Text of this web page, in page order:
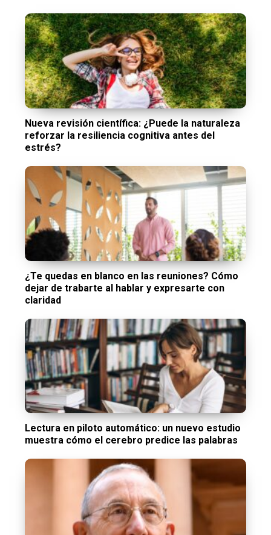
Nueva revisión científica: ¿Puede la naturaleza
reforzar la resiliencia cognitiva antes del
estrés?
¿Te quedas en blanco en las reuniones? Cómo
dejar de trabarte al hablar y expresarte con
claridad
Lectura en piloto automático: un nuevo estudio
muestra cómo el cerebro predice las palabras